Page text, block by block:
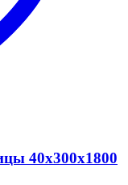
40x300x1800